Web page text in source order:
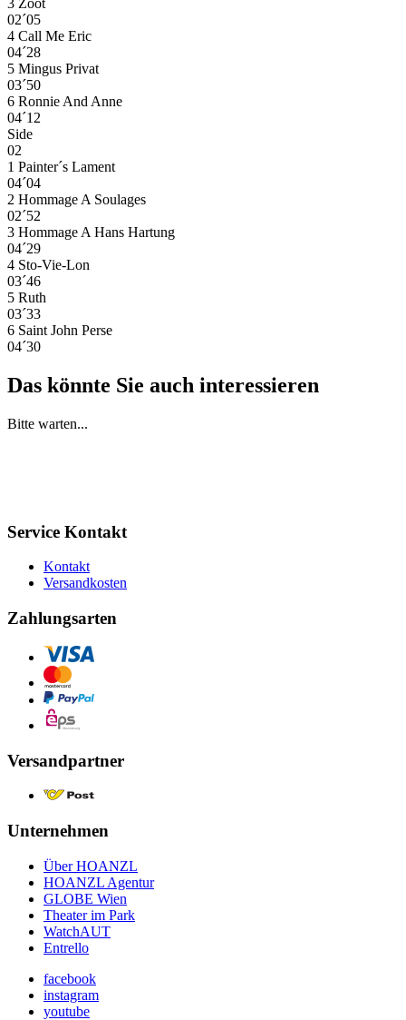
3 Zoot
02´05
4 Call Me Eric
04´28
5 Mingus Privat
03´50
6 Ronnie And Anne
04´12
Side
02
1 Painter´s Lament
04´04
2 Hommage A Soulages
02´52
3 Hommage A Hans Hartung
04´29
4 Sto-Vie-Lon
03´46
5 Ruth
03´33
6 Saint John Perse
04´30
Das könnte Sie auch interessieren
Bitte warten...
Service Kontakt
Kontakt
Versandkosten
Zahlungsarten
Versandpartner
Unternehmen
Über HOANZL
HOANZL Agentur
GLOBE Wien
Theater im Park
WatchAUT
Entrello
facebook
instagram
youtube